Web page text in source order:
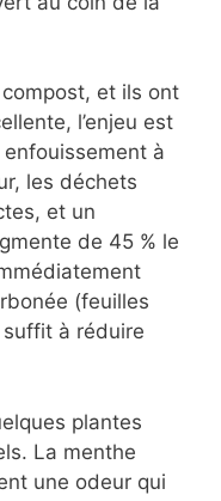
et ils ont
l’enjeu est
à
les déchets
et un
de 45 % le
(feuilles
à réduire
plantes
La menthe
une odeur qui